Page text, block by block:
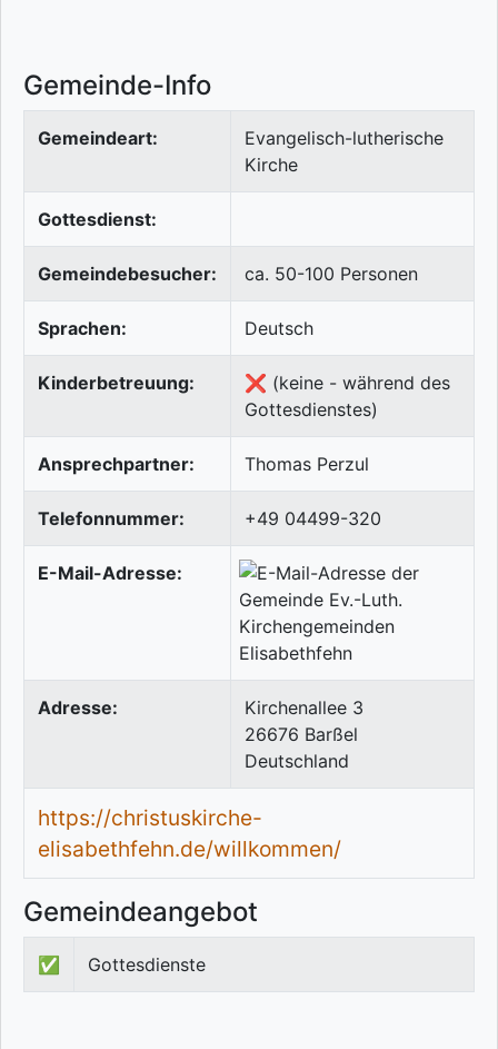
Gemeinde-Info
Gemeindeart:
Evangelisch-lutherische
Kirche
Gottesdienst:
Gemeindebesucher: ca. 50-100 Personen
Sprachen: Deutsch
Kinderbetreuung:
❌ (keine - während des
Gottesdienstes)
Ansprechpartner: Thomas Perzul
Telefonnummer: +49 04499-320
E-Mail-Adresse:
Adresse:
Kirchenallee 3
26676 Barßel
Deutschland
https://christuskirche-
elisabethfehn.de/willkommen/
Gemeindeangebot
✅ Gottesdienste